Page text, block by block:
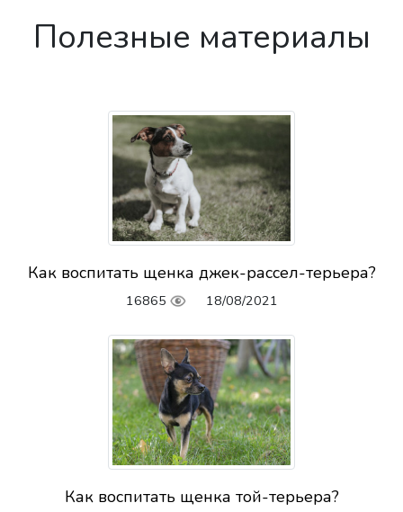
Полезные материалы
Как воспитать щенка джек-рассел-терьера?
16865 18/08/2021
Как воспитать щенка той-терьера?